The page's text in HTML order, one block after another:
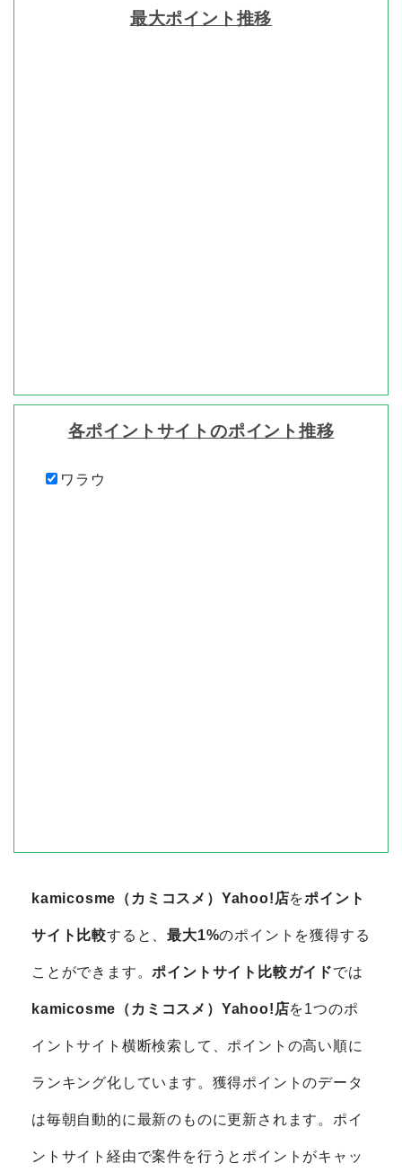
最大ポイント推移
各ポイントサイトのポイント推移
ワラウ
kamicosme（カミコスメ）Yahoo!店をポイント
サイト比較すると、最大1%のポイントを獲得する
ことができます。ポイントサイト比較ガイドでは
kamicosme（カミコスメ）Yahoo!店を1つのポ
イントサイト横断検索して、ポイントの高い順に
ランキング化しています。獲得ポイントのデータ
は毎朝自動的に最新のものに更新されます。ポイ
ントサイト経由で案件を行うとポイントがキャッ